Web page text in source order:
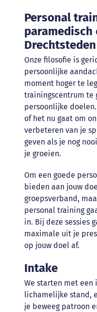
Personal
paramedisch
Drechtsteden
Onze filosofie is
persoonlijke
moment hoger te
trainingscentrum te
persoonlijke
of het nu gaat om
verbeteren van je
geven als je nog
je groeien.
Om een goede
bieden aan jouw
groepsverband,
personal training
in. Bij deze sessies
maximale uit je
op jouw doel af.
Intake
We starten met een
lichamelijke stand,
je beweeg patroon